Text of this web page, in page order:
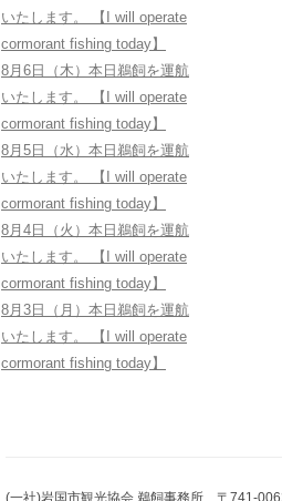
いたします。 【I will operate
cormorant fishing today】
8月6日（木）本日鵜飼を運航
いたします。 【I will operate
cormorant fishing today】
8月5日（水）本日鵜飼を運航
いたします。 【I will operate
cormorant fishing today】
8月4日（火）本日鵜飼を運航
いたします。 【I will operate
cormorant fishing today】
8月3日（月）本日鵜飼を運航
いたします。 【I will operate
cormorant fishing today】
(一社)岩国市観光協会 鵜飼事務所 〒741-